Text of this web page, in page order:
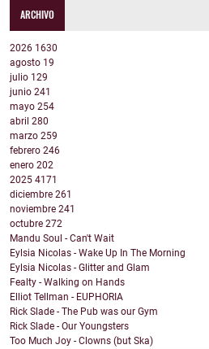
ARCHIVO
2026 1630
agosto 19
julio 129
junio 241
mayo 254
abril 280
marzo 259
febrero 246
enero 202
2025 4171
diciembre 261
noviembre 241
octubre 272
Mandu Soul - Can't Wait
Eylsia Nicolas - Wake Up In The Morning
Eylsia Nicolas - Glitter and Glam
Fealty - Walking on Hands
Elliot Tellman - EUPHORIA
Rick Slade - The Pub was our Gym
Rick Slade - Our Youngsters
Too Much Joy - Clowns (but Ska)